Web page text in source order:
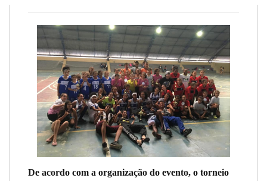
De acordo com a organização do evento, o torneio